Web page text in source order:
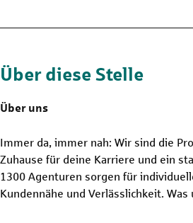
Über diese Stelle
Über uns
Immer da, immer nah: Wir sind die
Zuhause für deine Karriere und ein
1300 Agenturen sorgen für
Kundennähe und Verlässlichkeit.